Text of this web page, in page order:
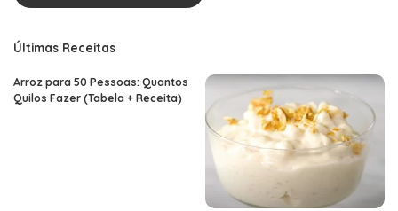
Últimas Receitas
Arroz para 50 Pessoas: Quantos
Quilos Fazer (Tabela + Receita)